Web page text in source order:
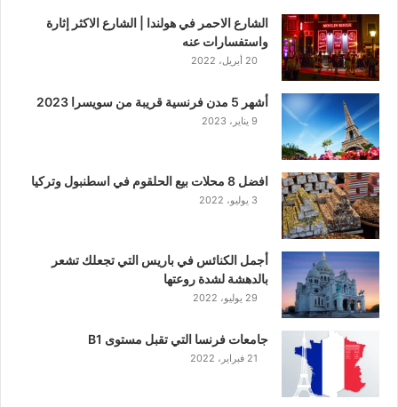
الشارع الاحمر في هولندا | الشارع الاكثر إثارة
واستفسارات عنه
20 أبريل، 2022
أشهر 5 مدن فرنسية قريبة من سويسرا 2023
9 يناير، 2023
افضل 8 محلات بيع الحلقوم في اسطنبول وتركيا
3 يوليو، 2022
أجمل الكنائس في باريس التي تجعلك تشعر
بالدهشة لشدة روعتها
29 يوليو، 2022
جامعات فرنسا التي تقبل مستوى B1
21 فبراير، 2022